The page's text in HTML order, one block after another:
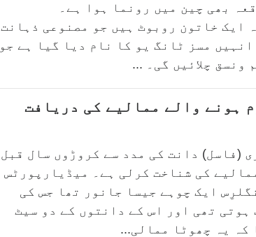
بھی چین میں رونما ہوا ہے۔
ایک خاتون روبوٹ ہیں جو مصنوعی ذہانت
مسز ٹانگ یو کا نام دیا گیا ہے جو
ونسق چلائیں گی۔ ...
ہونے والے ممالیے کی دریافت
(فاسل) دانت کی مدد سے کروڑوں سال قبل
کی شناخت کرلی ہے۔ میڈیارپورٹس
ایک چوہے جیسا جانور تھا جس کی
تک ہوتی تھی اور اس کے دانتوں کے دو سیٹ
کہ یہ چھوٹا ممالی...